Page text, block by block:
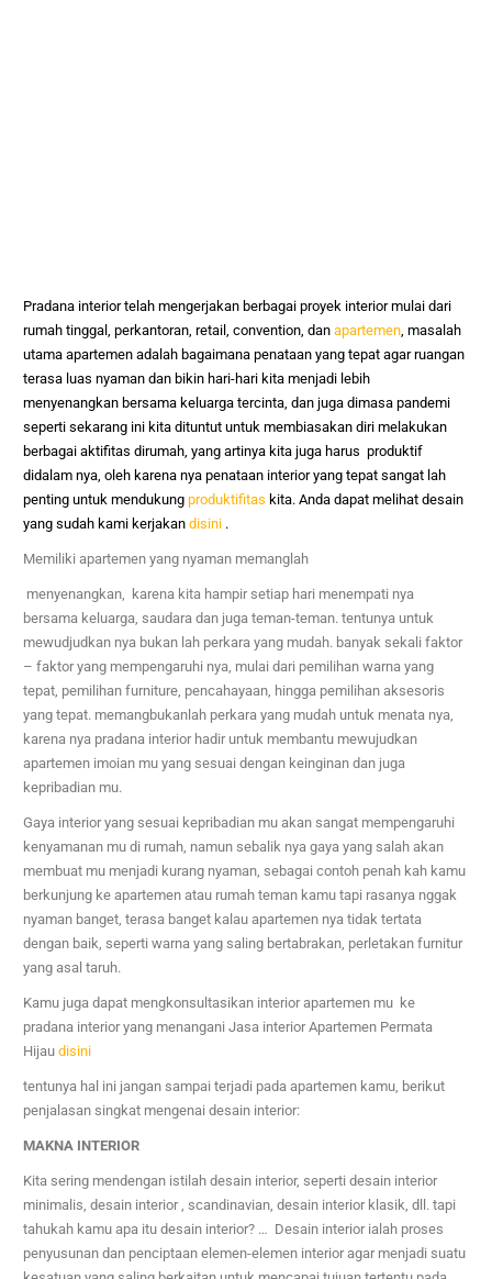
Pradana interior telah mengerjakan berbagai proyek interior mulai dari
rumah tinggal, perkantoran, retail, convention, danapartemen , masalah
utama apartemen adalah bagaimana penataan yang tepat agar ruangan
terasa luas nyaman dan bikin hari-hari kita menjadi lebih
menyenangkan bersama keluarga tercinta, dan juga dimasa pandemi
seperti sekarang ini kita dituntut untuk membiasakan diri melakukan
berbagai aktifitas dirumah, yang artinya kita juga harus produktif
didalam nya, oleh karena nya penataan interior yang tepat sangat lah
penting untuk mendukungproduktifitas kita. Anda dapat melihat desain
yang sudah kami kerjakandisini .
Memiliki apartemen yang nyaman memanglah
menyenangkan, karena kita hampir setiap hari menempati nya
bersama keluarga, saudara dan juga teman-teman. tentunya untuk
mewudjudkan nya bukan lah perkara yang mudah. banyak sekali faktor
– faktor yang mempengaruhi nya, mulai dari pemilihan warna yang
tepat, pemilihan furniture, pencahayaan, hingga pemilihan aksesoris
yang tepat. memangbukanlah perkara yang mudah untuk menata nya,
karena nya pradana interior hadir untuk membantu mewujudkan
apartemen imoian mu yang sesuai dengan keinginan dan juga
kepribadian mu.
Gaya interior yang sesuai kepribadian mu akan sangat mempengaruhi
kenyamanan mu di rumah, namun sebalik nya gaya yang salah akan
membuat mu menjadi kurang nyaman, sebagai contoh penah kah kamu
berkunjung ke apartemen atau rumah teman kamu tapi rasanya nggak
nyaman banget, terasa banget kalau apartemen nya tidak tertata
dengan baik, seperti warna yang saling bertabrakan, perletakan furnitur
yang asal taruh.
Kamu juga dapat mengkonsultasikan interior apartemen mu ke
pradana interior yang menanganiJasa interiorApartemen Permata
Hijau disini
tentunya hal ini jangan sampai terjadi pada apartemen kamu, berikut
penjalasan singkat mengenai desain interior:
MAKNA INTERIOR
Kita sering mendengan istilah desain interior, seperti desain interior
minimalis, desain interior , scandinavian, desain interior klasik, dll. tapi
tahukah kamu apa itu desain interior? … Desain interior ialah proses
penyusunan dan penciptaan elemen-elemen interior agar menjadi suatu